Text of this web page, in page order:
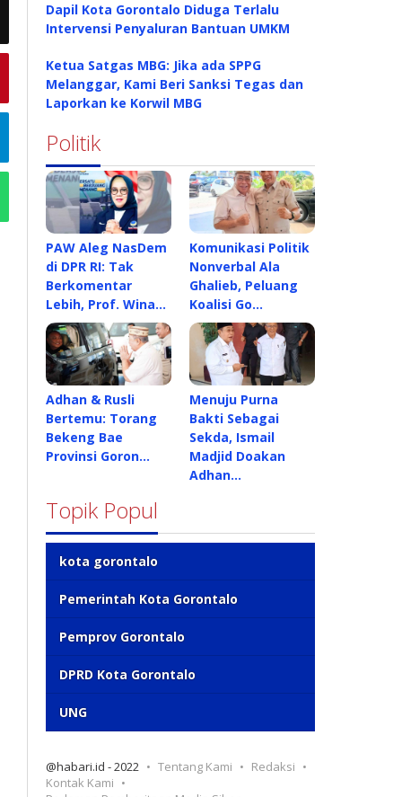
Dapil Kota Gorontalo Diduga Terlalu
Intervensi Penyaluran Bantuan UMKM
Ketua Satgas MBG: Jika ada SPPG
Melanggar, Kami Beri Sanksi Tegas dan
Laporkan ke Korwil MBG
Politik
PAW Aleg NasDem
di DPR RI: Tak
Berkomentar
Lebih, Prof. Wina…
Komunikasi Politik
Nonverbal Ala
Ghalieb, Peluang
Koalisi Go…
Adhan & Rusli
Bertemu: Torang
Bekeng Bae
Provinsi Goron…
Menuju Purna
Bakti Sebagai
Sekda, Ismail
Madjid Doakan
Adhan…
Topik Popul
kota gorontalo
Pemerintah Kota Gorontalo
Pemprov Gorontalo
DPRD Kota Gorontalo
UNG
@habari.id - 2022 Tentang Kami
Redaksi
Kontak Kami